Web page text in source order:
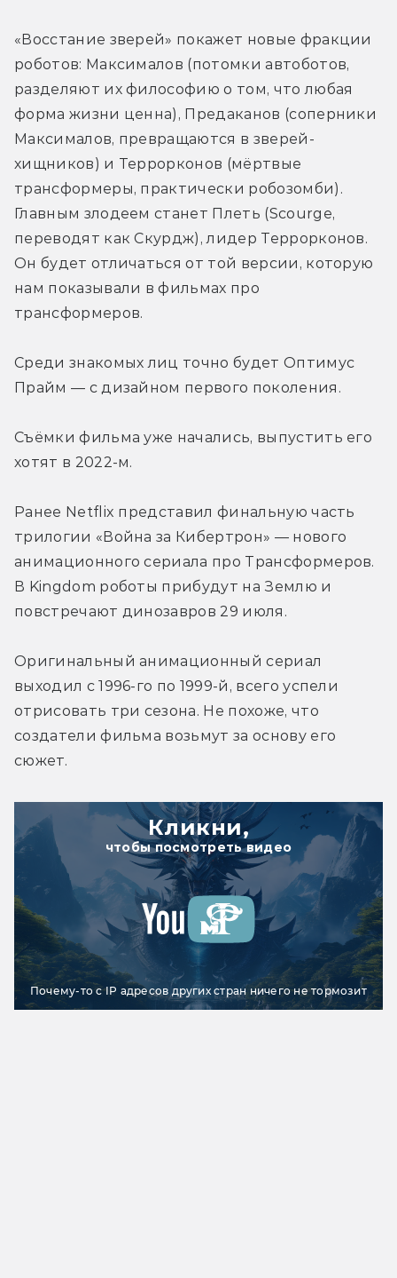
«Восстание зверей» покажет новые фракции
роботов: Максималов (потомки автоботов,
разделяют их философию о том, что любая
форма жизни ценна), Предаканов (соперники
Максималов, превращаются в зверей-
хищников) и Террорконов (мёртвые
трансформеры, практически робозомби).
Главным злодеем станет Плеть (Scourge,
переводят как Скурдж), лидер Террорконов.
Он будет отличаться от той версии, которую
нам показывали в фильмах про
трансформеров.
Среди знакомых лиц точно будет Оптимус
Прайм — с дизайном первого поколения.
Съёмки фильма уже начались, выпустить его
хотят в 2022-м.
Ранее Netflix представил финальную часть
трилогии «Война за Кибертрон» — нового
анимационного сериала про Трансформеров.
В Kingdom роботы прибудут на Землю и
повстречают динозавров 29 июля.
Оригинальный анимационный сериал
выходил с 1996-го по 1999-й, всего успели
отрисовать три сезона. Не похоже, что
создатели фильма возьмут за основу его
сюжет.
Кликни,
чтобы посмотреть видео
Почему-то с IP адресов других стран ничего не тормозит